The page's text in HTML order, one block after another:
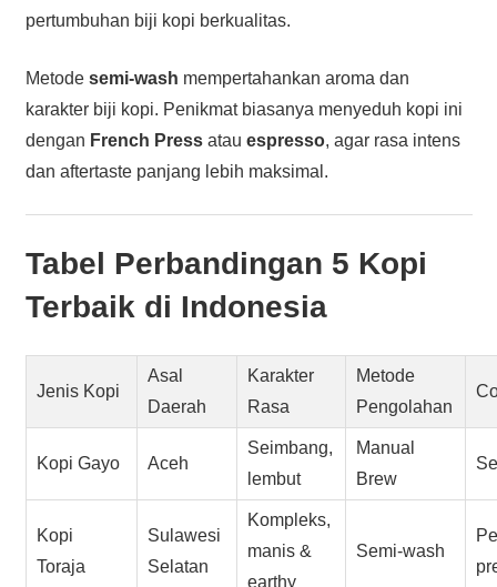
pertumbuhan biji kopi berkualitas.
Metode semi-wash mempertahankan aroma dan
karakter biji kopi. Penikmat biasanya menyeduh kopi ini
dengan French Pressatau espresso, agar rasa intens
dan aftertaste panjang lebih maksimal.
Tabel Perbandingan 5 Kopi
Terbaik di Indonesia
Jenis Kopi
Asal
Daerah
Karakter
Rasa
Metode
Pengolahan
Kopi Gayo Aceh
Seimbang,
lembut
Manual
Brew
Kopi
Toraja
Sulawesi
Selatan
Kompleks,
manis &
earthy
Semi-wash